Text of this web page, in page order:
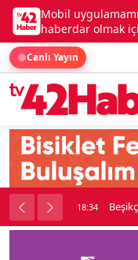
Mobil
haberdar olmak
Canlı Yayın
girdi 18:34